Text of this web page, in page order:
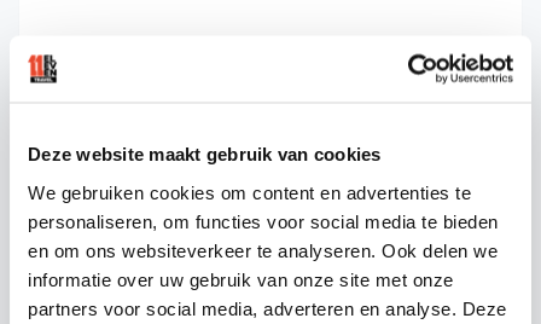
Deze website maakt gebruik van cookies
We gebruiken cookies om content en advertenties te
personaliseren, om functies voor social media te bieden
en om ons websiteverkeer te analyseren. Ook delen we
informatie over uw gebruik van onze site met onze
partners voor social media, adverteren en analyse. Deze
HOE ZORG JE DAT IEDEREEN OP
duidelijk te communiceren over vertrektijd en -
plaats, een WhatsApp-groep te gebruiken voor
updates en een contactpersoon aan te wijzen
die iedereen kan bereiken. Plan een kwartier